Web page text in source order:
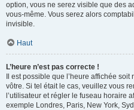
option, vous ne serez visible que des
vous-même. Vous serez alors
invisible.
Haut
L’heure n’est pas correcte !
Il est possible que l’heure affichée
vôtre. Si tel était le cas, veuillez vous
l’utilisateur et régler le fuseau horaire
exemple Londres, Paris, New York,